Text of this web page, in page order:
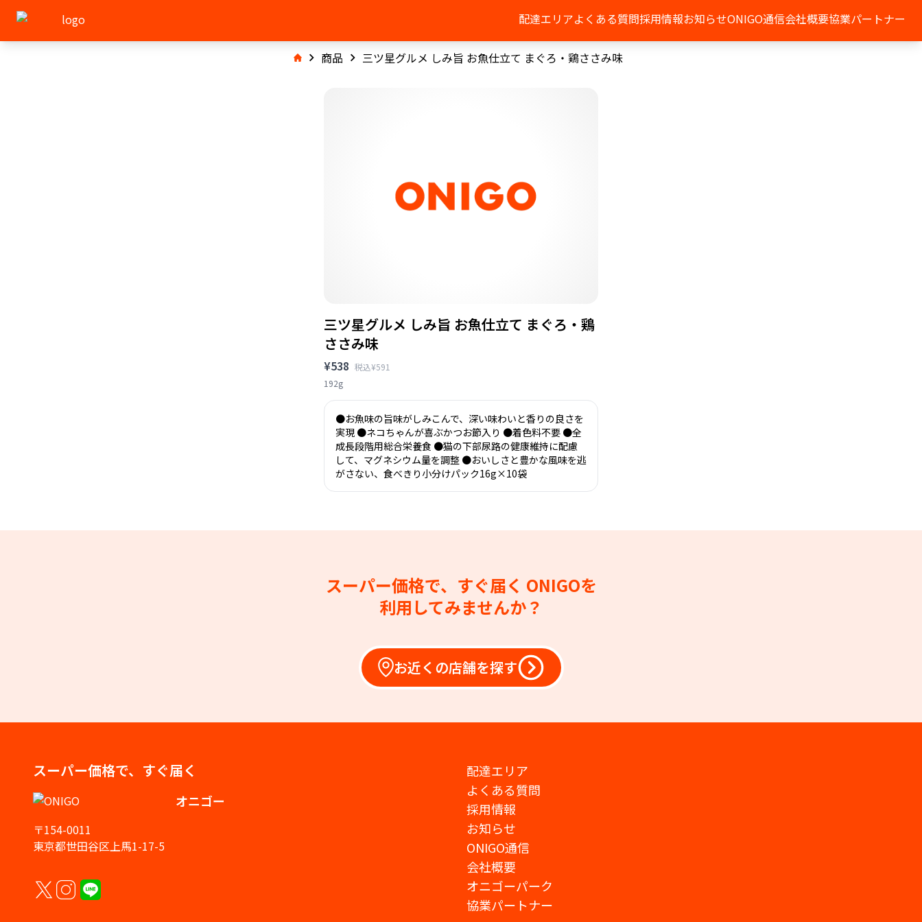
配達エリアよくある質問採用情報お知らせONIGO通信会社概要協業パートナー
商品 三ツ星グルメ しみ旨 お魚仕立て まぐろ・鶏ささみ味
三ツ星グルメ しみ旨 お魚仕立て まぐろ・鶏
ささみ味
¥538 税込¥591
192g
●お魚味の旨味がしみこんで、深い味わいと香りの良さを
実現 ●ネコちゃんが喜ぶかつお節入り ●着色料不要 ●全
成長段階用総合栄養食 ●猫の下部尿路の健康維持に配慮
して、マグネシウム量を調整 ●おいしさと豊かな風味を逃
がさない、食べきり小分けパック16g×10袋
スーパー価格で、すぐ届く ONIGOを
利用してみませんか？
お近くの店舗を探す
スーパー価格で、すぐ届く
オニゴー
〒154-0011
東京都世田谷区上馬1-17-5
配達エリア
よくある質問
採用情報
お知らせ
ONIGO通信
会社概要
オニゴーパーク
協業パートナー